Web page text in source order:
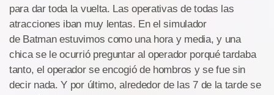
para dar toda la vuelta. Las operativas de todas las
atracciones iban muy lentas. En el simulador
de Batman estuvimos como una hora y media, y una
chica se le ocurrió preguntar al operador porqué tardaba
tanto, el operador se encogió de hombros y se fue sin
decir nada. Y por último, alrededor de las 7 de la tarde se